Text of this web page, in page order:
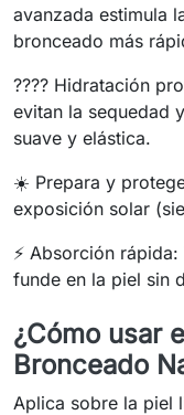
avanzada estimula
bronceado más
???? Hidratación
evitan la sequedad
suave y elástica.
☀️ Prepara y
exposición solar
⚡ Absorción
funde en la piel sin
¿Cómo usar
Bronceado
Aplica sobre la piel